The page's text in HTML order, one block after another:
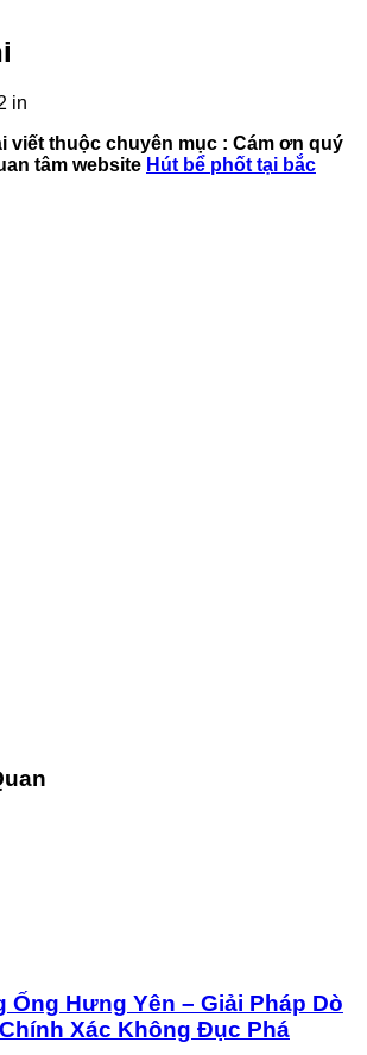
in
viết thuộc chuyên mục : Cám ơn quý
tâm website Hút bể phốt tại bắc
Hưng Yên – Giải Pháp Dò
Xác Không Đục Phá